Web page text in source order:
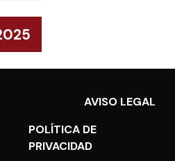
AVISO LEGAL
POLÍTICA DE
PRIVACIDAD